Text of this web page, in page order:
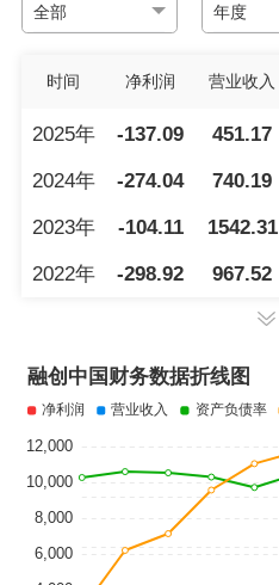
全部 年度
时间 净利润 营业收入
2025年 -137.09 451.17
2024年 -274.04 740.19
2023年 -104.11 1542.31
2022年 -298.92 967.52